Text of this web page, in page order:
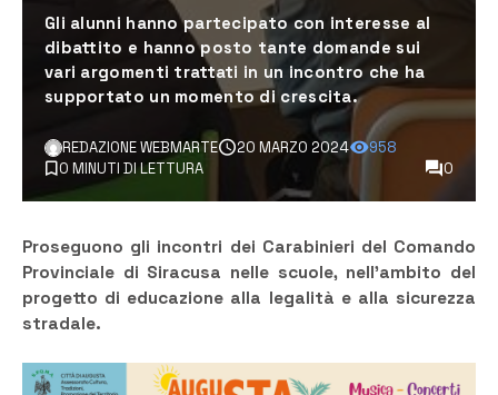
Gli alunni hanno partecipato con interesse al
dibattito e hanno posto tante domande sui
vari argomenti trattati in un incontro che ha
supportato un momento di crescita.
REDAZIONE WEBMARTE 20 MARZO 2024
958
0 MINUTI DI LETTURA
0
Proseguono gli incontri dei Carabinieri del Comando
Provinciale di Siracusa nelle scuole, nell’ambito del
progetto di educazione alla legalità e alla sicurezza
stradale.